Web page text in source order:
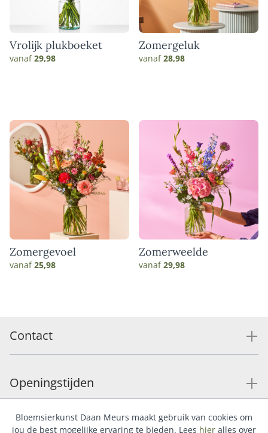
Vrolijk plukboeket
vanaf29,98
Zomergeluk
vanaf28,98
Zomergevoel
vanaf25,98
Zomerweelde
vanaf29,98
Contact
Openingstijden
Service
Bloemsierkunst Daan Meurs maakt gebruik van cookies om
jou de best mogelijke ervaring te bieden. Lees hier alles over